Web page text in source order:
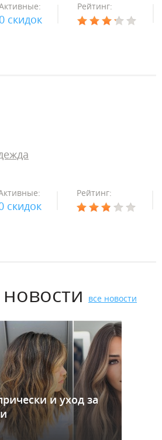
0 скидок
Рейтинг:
скидок
Рейтинг:
все новости
и уход за